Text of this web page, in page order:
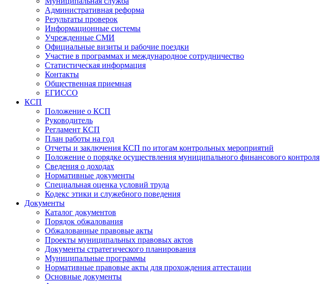
Административная реформа
Результаты проверок
Информационные системы
Учрежденные СМИ
Официальные визиты и рабочие поездки
Участие в программах и международное сотрудничество
Статистическая информация
Контакты
Общественная приемная
ЕГИССО
КСП
Положение о КСП
Руководитель
Регламент КСП
План работы на год
Отчеты и заключения КСП по итогам контрольных мероприятий
Положение о порядке осуществления муниципального финансового контроля
Сведения о доходах
Нормативные документы
Специальная оценка условий труда
Кодекс этики и служебного поведения
Документы
Каталог документов
Порядок обжалования
Обжалованные правовые акты
Проекты муниципальных правовых актов
Документы стратегического планирования
Муниципальные программы
Нормативные правовые акты для прохождения аттестации
Основные документы